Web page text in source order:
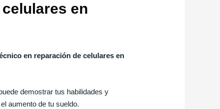
en
en reparación de celulares en
demostrar tus habilidades y
aumento de tu sueldo.